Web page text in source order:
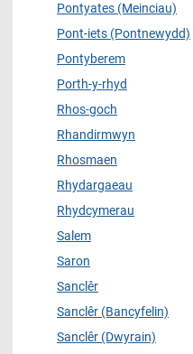
Pontyates (Meinciau)
Pont-iets (Pontnewydd)
Pontyberem
Porth-y-rhyd
Rhos-goch
Rhandirmwyn
Rhosmaen
Rhydargaeau
Rhydcymerau
Salem
Saron
Sanclêr
Sanclêr (Bancyfelin)
Sanclêr (Dwyrain)